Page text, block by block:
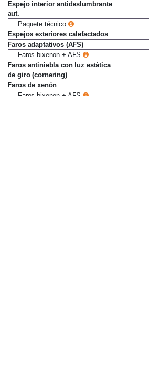
Espejo interior antideslumbrante
aut.
Paquete técnico
Espejos exteriores calefactados
Faros adaptativos (AFS)
Faros bixenon + AFS
Faros antiniebla con luz estática
de giro (cornering)
Faros de xenón
Faros bixenon + AFS